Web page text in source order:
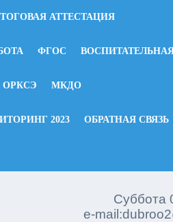
АТТЕСТАЦИЯ
ФГОС
ОРКСЭ МКДО
2023 ОБРАТНАЯ СВЯЗЬ
Суббота
e-